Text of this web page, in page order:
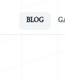
BLOG